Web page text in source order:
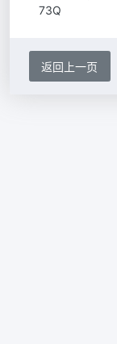
73Q
返回上一页